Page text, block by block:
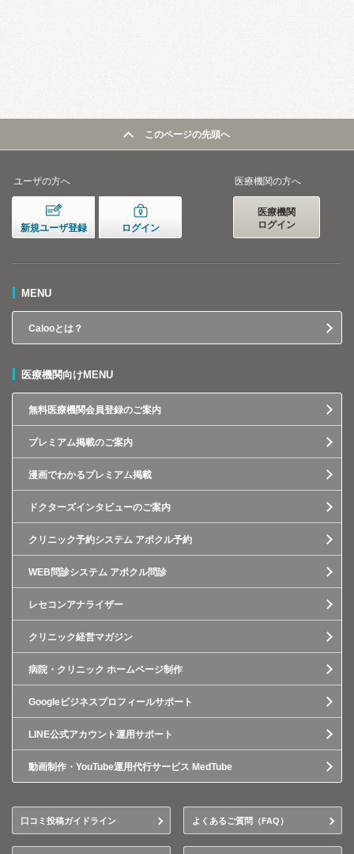
このページの先頭へ
ユーザの方へ
新規ユーザ登録 ログイン
医療機関の方へ
医療機関
ログイン
MENU
Calooとは？
医療機関向けMENU
無料医療機関会員登録のご案内
プレミアム掲載のご案内
漫画でわかるプレミアム掲載
ドクターズインタビューのご案内
クリニック予約システム アポクル予約
WEB問診システム アポクル問診
レセコンアナライザー
クリニック経営マガジン
病院・クリニック ホームページ制作
Googleビジネスプロフィールサポート
LINE公式アカウント運用サポート
動画制作・YouTube運用代行サービス MedTube
口コミ投稿ガイドライン よくあるご質問（FAQ）